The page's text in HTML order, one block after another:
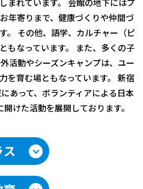
まれています。 会館の地下にはプ
年寄りまで、健康づくりや仲間づ
。
その他、語学、カルチャー（ピ
もなっています。
また、多くの子
活動やシーズンキャンプは、 ユー
を育む場ともなっています。 新宿
あって、ボランティアによる日本
けた活動を展開しております。
ス